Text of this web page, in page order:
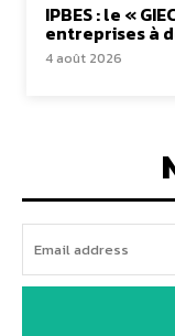
IPBES : le «
entreprises à
4 août 2026